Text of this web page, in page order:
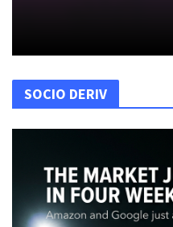
SOCIO DERIV